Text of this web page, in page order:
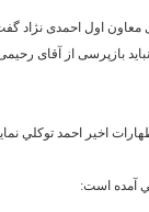
معاون اول احمدی نژاد
بازپرسی از آقای
اخير احمد توكلي
آمده است: